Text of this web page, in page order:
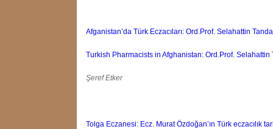
Afganistan’da Türk Eczacıları: Ord.Prof. Selahattin
Turkish Pharmacists in Afghanistan: Ord.Prof. Selahattin
Şeref Etker
Tolga Eczanesi: Ecz. Murat Özdoğan’ın Türk eczacılık